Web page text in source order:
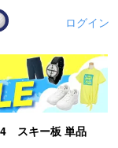
ログイン
スキー板 単品